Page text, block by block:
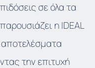
σε όλα τα
η IDEAL
αποτελέσματα
την επιτυχή